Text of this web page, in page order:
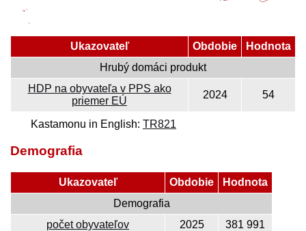
Ukazovateľ Obdobie
Hodnota
Hrubý domáci produkt
HDP na obyvateľa v PPS ako
priemer EÚ
2024 54
Kastamonu in English: TR821
Demografia
Ukazovateľ Obdobie
Hodnota
Demografia
počet obyvateľov
2025
381 991